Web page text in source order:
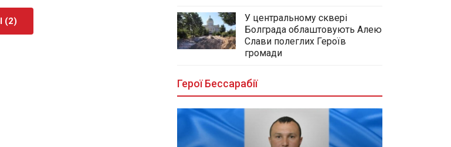
(2)
У центральному сквері
Болграда облаштовують Алею
Слави полеглих Героїв
громади
Герої Бессарабії